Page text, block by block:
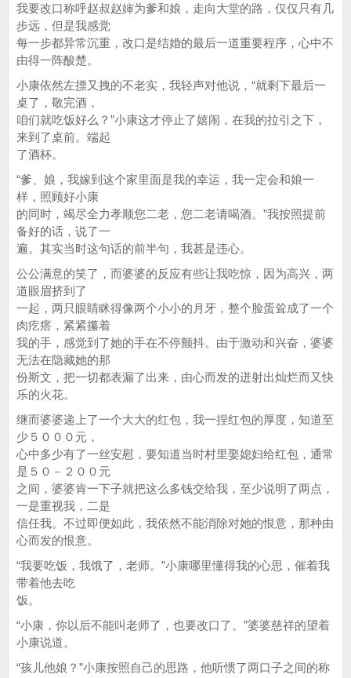
我要改口称呼赵叔赵婶为爹和娘，走向大堂的路，仅仅只有几
步远，但是我感觉
每一步都异常沉重，改口是结婚的最后一道重要程序，心中不
由得一阵酸楚。
小康依然左摽又拽的不老实，我轻声对他说，“就剩下最后一
桌了，敬完酒，
咱们就吃饭好么？”小康这才停止了嬉闹，在我的拉引之下，
来到了桌前。端起
了酒杯。
“爹、娘，我嫁到这个家里面是我的幸运，我一定会和娘一
样，照顾好小康
的同时，竭尽全力孝顺您二老，您二老请喝酒。”我按照提前
备好的话，说了一
遍。其实当时这句话的前半句，我甚是违心。
公公满意的笑了，而婆婆的反应有些让我吃惊，因为高兴，两
道眼眉挤到了
一起，两只眼睛眯得像两个小小的月牙，整个脸蛋耸成了一个
肉疙瘩，紧紧攥着
我的手，感觉到了她的手在不停颤抖。由于激动和兴奋，婆婆
无法在隐藏她的那
份斯文，把一切都表漏了出来，由心而发的迸射出灿烂而又快
乐的火花。
继而婆婆递上了一个大大的红包，我一捏红包的厚度，知道至
少５０００元，
心中多少有了一丝安慰，要知道当时村里娶媳妇给红包，通常
是５０－２００元
之间，婆婆肯一下子就把这么多钱交给我，至少说明了两点，
一是重视我，二是
信任我。不过即便如此，我依然不能消除对她的恨意，那种由
心而发的恨意。
“我要吃饭，我饿了，老师。”小康哪里懂得我的心思，催着我
带着他去吃
饭。
“小康，你以后不能叫老师了，也要改口了。”婆婆慈祥的望着
小康说道。
“孩儿他娘？”小康按照自己的思路，他听惯了两口子之间的称